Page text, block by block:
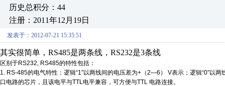
历史总积分：44
注册：2011年12月19日
发表于：2012-07-21 15:35:51
其实很简单，RS485是两条线，RS232是3条线
区别于RS232, RS485的特性包括：
1. RS-485的电气特性：逻辑“1”以两线间的电压差为+ （2—6 ） V表示；逻辑“0”以两
口电路的芯片，且该电平与TTL电平兼容，可方便与TTL 电路连接。